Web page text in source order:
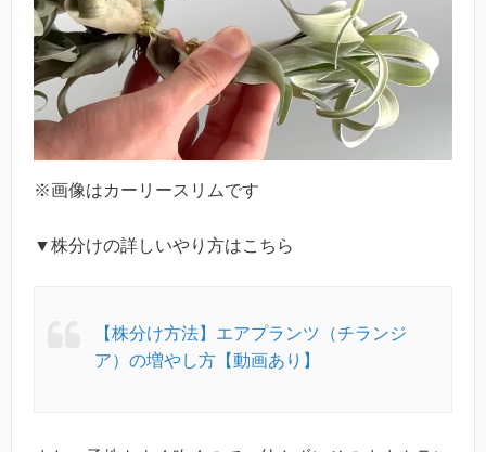
※画像はカーリースリムです
▼株分けの詳しいやり方はこちら
【株分け方法】エアプランツ（チランジ
ア）の増やし方【動画あり】